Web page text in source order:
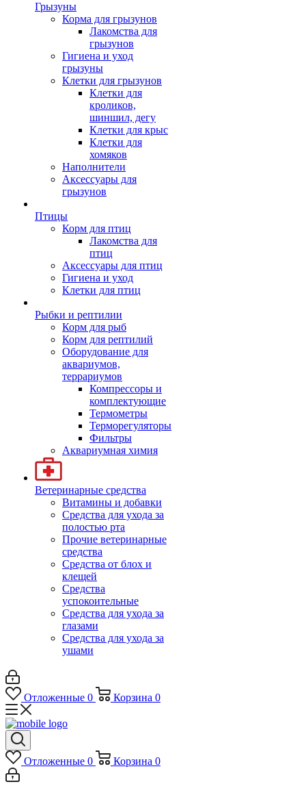
Грызуны
Корма для грызунов
Лакомства для
грызунов
Гигиена и уход
грызуны
Клетки для грызунов
Клетки для
кроликов,
шиншил, дегу
Клетки для крыс
Клетки для
хомяков
Наполнители
Аксессуары для
грызунов
Птицы
Корм для птиц
Лакомства для
птиц
Аксессуары для птиц
Гигиена и уход
Клетки для птиц
Рыбки и рептилии
Корм для рыб
Корм для рептилий
Оборудование для
аквариумов,
террариумов
Компрессоры и
комплектующие
Термометры
Терморегуляторы
Фильтры
Аквариумная химия
Ветеринарные средства
Витамины и добавки
Средства для ухода за
полостью рта
Прочие ветеринарные
средства
Средства от блох и
клещей
Средства
успокоительные
Средства для ухода за
глазами
Средства для ухода за
ушами
Отложенные 0 Корзина 0
Отложенные 0 Корзина 0